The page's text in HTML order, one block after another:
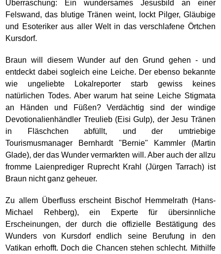
Überraschung: Ein wundersames Jesusbild an einer
Felswand, das blutige Tränen weint, lockt Pilger, Gläubige
und Esoteriker aus aller Welt in das verschlafene Örtchen
Kursdorf.
Braun will diesem Wunder auf den Grund gehen - und
entdeckt dabei sogleich eine Leiche. Der ebenso bekannte
wie ungeliebte Lokalreporter starb gewiss keines
natürlichen Todes. Aber warum hat seine Leiche Stigmata
an Händen und Füßen? Verdächtig sind der windige
Devotionalienhändler Treulieb (Eisi Gulp), der Jesu Tränen
in Fläschchen abfüllt, und der umtriebige
Tourismusmanager Bernhardt "Bernie" Kammler (Martin
Glade), der das Wunder vermarkten will. Aber auch der allzu
fromme Laienprediger Ruprecht Krahl (Jürgen Tarrach) ist
Braun nicht ganz geheuer.
Zu allem Überfluss erscheint Bischof Hemmelrath (Hans-
Michael Rehberg), ein Experte für übersinnliche
Erscheinungen, der durch die offizielle Bestätigung des
Wunders von Kursdorf endlich seine Berufung in den
Vatikan erhofft. Doch die Chancen stehen schlecht. Mithilfe